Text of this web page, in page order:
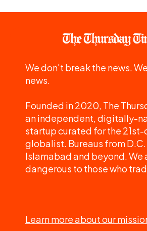
We don't break the news.
news.
Founded in 2020, The
an independent, digitally-
startup curated for the
globalist. Bureaus from
Islamabad and beyond. We
dangerous to those who
Learn more about our